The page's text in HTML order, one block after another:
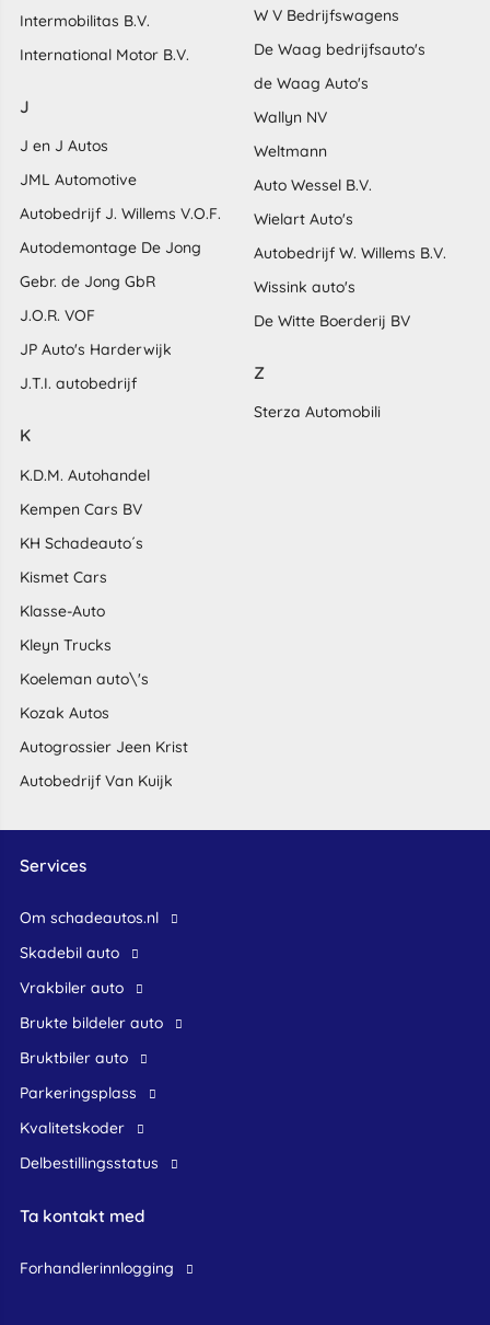
Intermobilitas B.V.
International Motor B.V.
J
J en J Autos
JML Automotive
Autobedrijf J. Willems V.O.F.
Autodemontage De Jong
Gebr. de Jong GbR
J.O.R. VOF
JP Auto's Harderwijk
J.T.I. autobedrijf
K
K.D.M. Autohandel
Kempen Cars BV
KH Schadeauto´s
Kismet Cars
Klasse-Auto
Kleyn Trucks
Koeleman auto\'s
Kozak Autos
Autogrossier Jeen Krist
Autobedrijf Van Kuijk
W V Bedrijfswagens
De Waag bedrijfsauto's
de Waag Auto's
Wallyn NV
Weltmann
Auto Wessel B.V.
Wielart Auto's
Autobedrijf W. Willems B.V.
Wissink auto's
De Witte Boerderij BV
Z
Sterza Automobili
Services
Om schadeautos.nl
skadebil auto
Vrakbiler auto
Brukte bildeler auto
bruktbiler auto
Parkeringsplass
Kvalitetskoder
Delbestillingsstatus
Ta kontakt med
forhandlerinnlogging